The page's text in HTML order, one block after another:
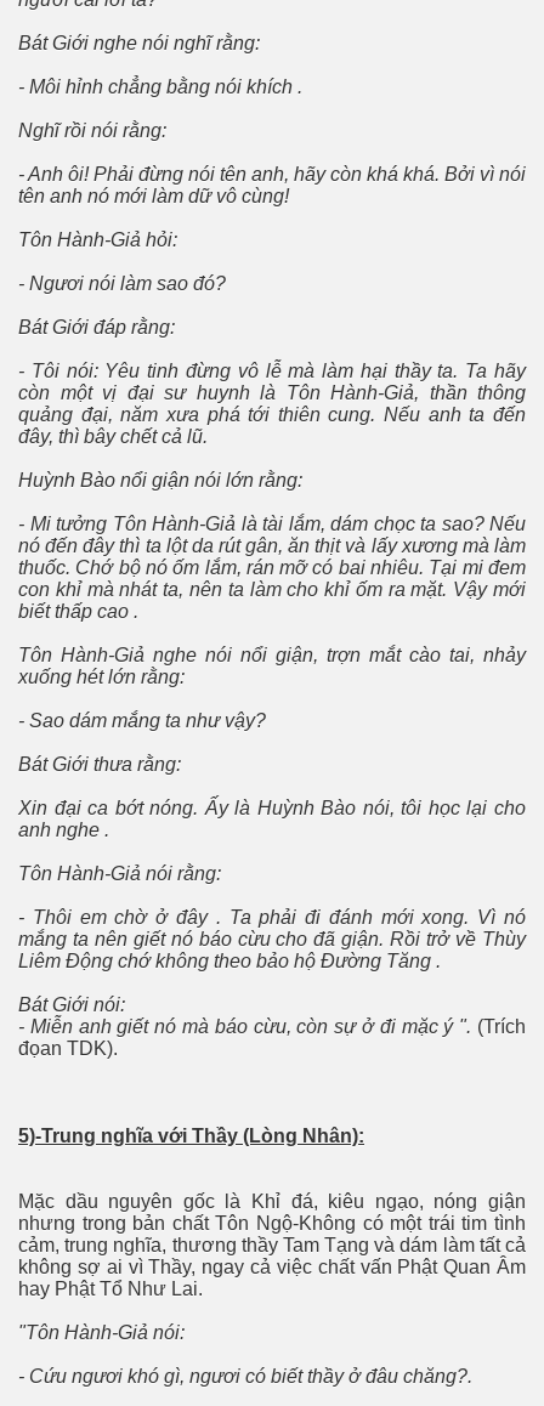
Bát Giới nghe nói nghĩ rằng:
- Môi hỉnh chẳng bằng nói khích .
Nghĩ rồi nói rằng:
- Anh ôi! Phải đừng nói tên anh, hãy còn khá khá. Bởi vì nói
tên anh nó mới làm dữ vô cùng!
Tôn Hành-Giả hỏi:
- Ngươi nói làm sao đó?
Bát Giới đáp rằng:
- Tôi nói: Yêu tinh đừng vô lễ mà làm hại thầy ta. Ta hãy
còn một vị đại sư huynh là Tôn Hành-Giả, thần thông
quảng đại, năm xưa phá tới thiên cung. Nếu anh ta đến
đây, thì bây chết cả lũ.
Huỳnh Bào nổi giận nói lớn rằng:
- Mi tưởng Tôn Hành-Giả là tài lắm, dám chọc ta sao? Nếu
nó đến đây thì ta lột da rút gân, ăn thịt và lấy xương mà làm
thuốc. Chớ bộ nó ốm lắm, rán mỡ có bai nhiêu. Tại mi đem
con khỉ mà nhát ta, nên ta làm cho khỉ ốm ra mặt. Vậy mới
biết thấp cao .
Tôn Hành-Giả nghe nói nổi giận, trợn mắt cào tai, nhảy
xuống hét lớn rằng:
- Sao dám mắng ta như vậy?
Bát Giới thưa rằng:
Xin đại ca bớt nóng. Ấy là Huỳnh Bào nói, tôi học lại cho
anh nghe .
Tôn Hành-Giả nói rằng:
- Thôi em chờ ở đây . Ta phải đi đánh mới xong. Vì nó
mắng ta nên giết nó báo cừu cho đã giận. Rồi trở về Thùy
Liêm Ðộng chớ không theo bảo hộ Ðường Tăng .
Bát Giới nói:
- Miễn anh giết nó mà báo cừu, còn sự ở đi mặc ý ". (Trích
đọan TDK).
5)-Trung nghĩa với Thầy (Lòng Nhân):
Mặc dầu nguyên gốc là Khỉ đá, kiêu ngạo, nóng giận
nhưng trong bản chất Tôn Ngộ-Không có một trái tim tình
cảm, trung nghĩa, thương thầy Tam Tạng và dám làm tất cả
không sợ ai vì Thầy, ngay cả việc chất vấn Phật Quan Âm
hay Phật Tổ Như Lai.
"Tôn Hành-Giả nói:
- Cứu ngươi khó gì, ngươi có biết thầy ở đâu chăng?.